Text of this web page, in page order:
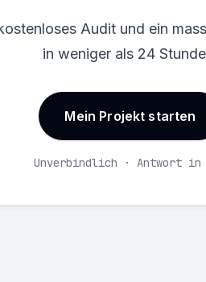
Audit und ein
in weniger als 24
Mein Projekt starten
Unverbindlich · Antwort in